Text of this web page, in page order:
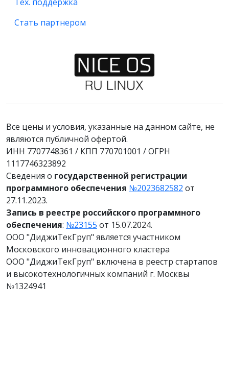
Стать партнером
Все цены и условия, указанные на данном сайте, не
являются публичной офертой.
ИНН 7707748361 / КПП 770701001 / ОГРН
1117746323892
Сведения о государственной регистрации
программного обеспечения №2023682582 от
27.11.2023.
Запись в реестре российского программного
обеспечения: №23155 от 15.07.2024.
ООО "ДиджиТекГруп" является участником
Московского инновационного кластера
ООО "ДиджиТекГруп" включена в реестр стартапов
и высокотехнологичных компаний г. Москвы
№1324941